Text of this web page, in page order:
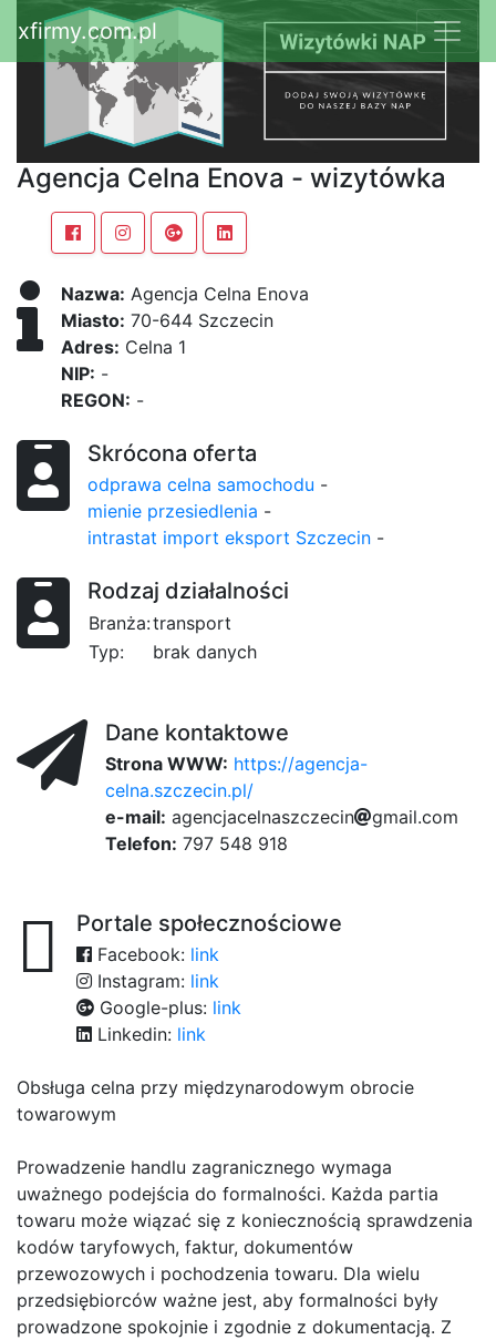
xfirmy.com.pl
Agencja Celna Enova - wizytówka
Nazwa: Agencja Celna Enova
Miasto: 70-644 Szczecin
Adres: Celna 1
NIP: -
REGON: -
Skrócona oferta
odprawa celna samochodu -
mienie przesiedlenia -
intrastat import eksport Szczecin -
Rodzaj działalności
Branża:transport
Typ:
brak danych
Dane kontaktowe
Strona WWW: https://agencja-
celna.szczecin.pl/
e-mail: age95
ncj18
acele
naszc05
zecid0
n gmail.com
Telefon: 797 548 918
Portale społecznościowe
Facebook: link
Instagram: link
Google-plus: link
Linkedin: link
Obsługa celna przy międzynarodowym obrocie
towarowym
Prowadzenie handlu zagranicznego wymaga
uważnego podejścia do formalności. Każda partia
towaru może wiązać się z koniecznością sprawdzenia
kodów taryfowych, faktur, dokumentów
przewozowych i pochodzenia towaru. Dla wielu
przedsiębiorców ważne jest, aby formalności były
prowadzone spokojnie i zgodnie z dokumentacją. Z